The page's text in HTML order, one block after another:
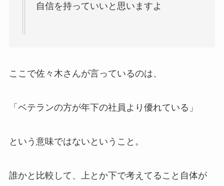
自信を持っていいと思いますよ
ここで佐々木さんが言っているのは、
「ベテランの方が年下の社員より優れている」
という意味ではないということ。
誰かと比較して、上とか下で考えてること自体が